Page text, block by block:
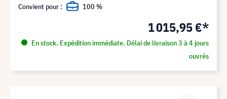
1 015,95 €*
En stock. Expédition immédiate. Délai de livraison 3 à 4 jours
ouvrés
Convient pour : 100 %